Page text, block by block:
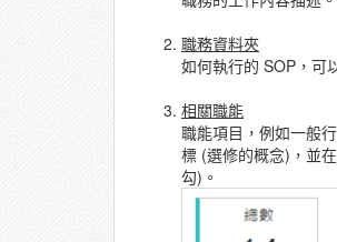
職務資料夾
如何執行的 SOP，可
相關職能
職能項目，例如一般
標 (選修的概念)，並
勾)。